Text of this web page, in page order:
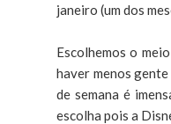
janeiro (um dos
Escolhemos o
haver menos
de semana é
escolha pois a